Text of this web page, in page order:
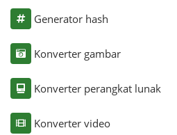
Generator hash
Konverter gambar
Konverter perangkat lunak
Konverter video